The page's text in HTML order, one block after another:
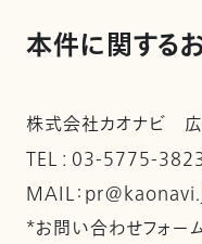
本件に関する
株式会社カオナビ
TEL : 03-5775-
MAIL：
*お問い合わせフォー